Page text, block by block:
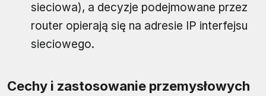
sieciowa), a decyzje podejmowane przez
router opierają się na adresie IP interfejsu
sieciowego.
Cechy i zastosowanie przemysłowych